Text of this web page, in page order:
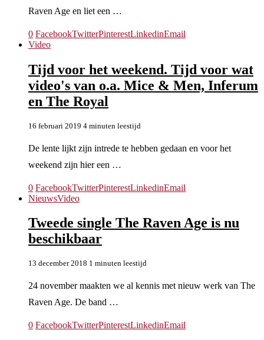
Raven Age en liet een …
0 FacebookTwitterPinterestLinkedinEmail
Video
Tijd voor het weekend. Tijd voor wat
video's van o.a. Mice & Men, Inferum
en The Royal
16 februari 2019 4 minuten leestijd
De lente lijkt zijn intrede te hebben gedaan en voor het
weekend zijn hier een …
0 FacebookTwitterPinterestLinkedinEmail
NieuwsVideo
Tweede single The Raven Age is nu
beschikbaar
13 december 2018 1 minuten leestijd
24 november maakten we al kennis met nieuw werk van The
Raven Age. De band …
0 FacebookTwitterPinterestLinkedinEmail